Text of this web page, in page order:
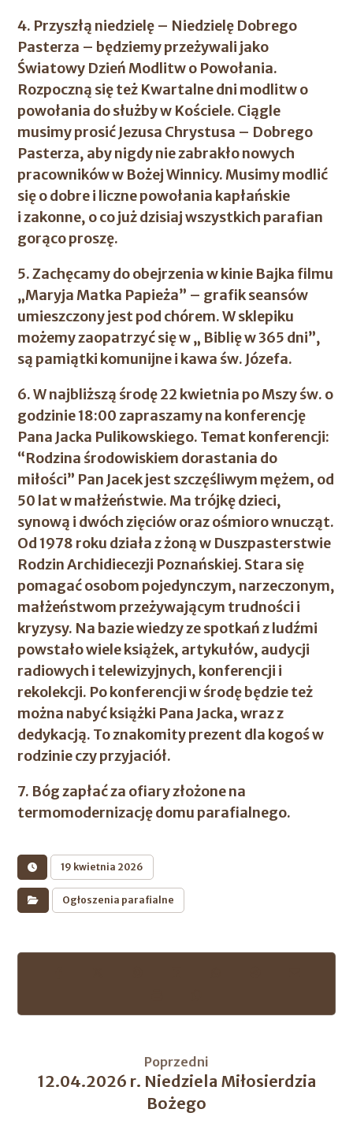
4. Przyszłą niedzielę – Niedzielę Dobrego
Pasterza – będziemy przeżywali jako
Światowy Dzień Modlitw o Powołania.
Rozpoczną się też Kwartalne dni modlitw o
powołania do służby w Kościele. Ciągle
musimy prosić Jezusa Chrystusa – Dobrego
Pasterza, aby nigdy nie zabrakło nowych
pracowników w Bożej Winnicy. Musimy modlić
się o dobre i liczne powołania kapłańskie
i zakonne, o co już dzisiaj wszystkich parafian
gorąco proszę.
5. Zachęcamy do obejrzenia w kinie Bajka filmu
„Maryja Matka Papieża” – grafik seansów
umieszczony jest pod chórem. W sklepiku
możemy zaopatrzyć się w „ Biblię w 365 dni”,
są pamiątki komunijne i kawa św. Józefa.
6. W najbliższą środę 22 kwietnia po Mszy św. o
godzinie 18:00 zapraszamy na konferencję
Pana Jacka Pulikowskiego. Temat konferencji:
“Rodzina środowiskiem dorastania do
miłości” Pan Jacek jest szczęśliwym mężem, od
50 lat w małżeństwie. Ma trójkę dzieci,
synową i dwóch zięciów oraz ośmioro wnucząt.
Od 1978 roku działa z żoną w Duszpasterstwie
Rodzin Archidiecezji Poznańskiej. Stara się
pomagać osobom pojedynczym, narzeczonym,
małżeństwom przeżywającym trudności i
kryzysy. Na bazie wiedzy ze spotkań z ludźmi
powstało wiele książek, artykułów, audycji
radiowych i telewizyjnych, konferencji i
rekolekcji. Po konferencji w środę będzie też
można nabyć książki Pana Jacka, wraz z
dedykacją. To znakomity prezent dla kogoś w
rodzinie czy przyjaciół.
7. Bóg zapłać za ofiary złożone na
termomodernizację domu parafialnego.
19 kwietnia 2026
Ogłoszenia parafialne
Poprzedni
12.04.2026 r. Niedziela Miłosierdzia
Bożego